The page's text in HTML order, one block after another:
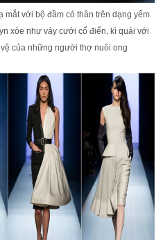
mắt với bộ đầm có thân trên dạng yếm
xòe như váy cưới cổ điển, kì quái với
của những người thợ nuôi ong